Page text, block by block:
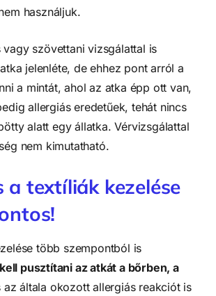
használjuk.
szövettani vizsgálattal is
jelenléte, de ehhez pont arról a
a mintát, ahol az atka épp ott van,
allergiás eredetűek, tehát nincs
alatt egy állatka. Vérvizsgálattal
nem kimutatható.
a textíliák kezelése
több szempontból is
pusztítani az atkát a bőrben, a
az általa okozott allergiás reakciót is